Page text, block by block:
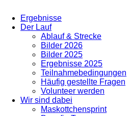
Ergebnisse
Der Lauf
Ablauf & Strecke
Bilder 2026
Bilder 2025
Ergebnisse 2025
Teilnahmebedingungen
Häufig gestellte Fragen
Volunteer werden
Wir sind dabei
Maskottchensprint